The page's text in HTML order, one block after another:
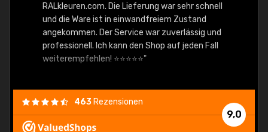
RALkleuren.com. Die Lieferung war sehr schnell
und die Ware ist in einwandfreiem Zustand
angekommen. Der Service war zuverlässig und
professionell. Ich kann den Shop auf jeden Fall
weiterempfehlen! ⭐⭐⭐⭐⭐"
9,0
463 Rezensionen